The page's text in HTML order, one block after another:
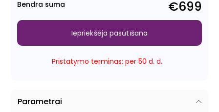
Bendra suma €699
Pristatymo terminas: per 50 d. d.
Iepriekšēja pasūtīšana
Parametrai